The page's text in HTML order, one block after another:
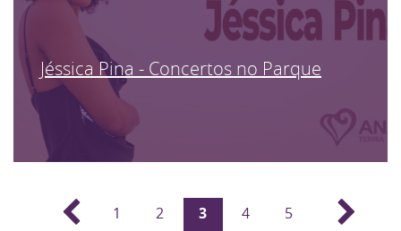
Jéssica Pina - Concertos no Parque
1 2 3 4 5